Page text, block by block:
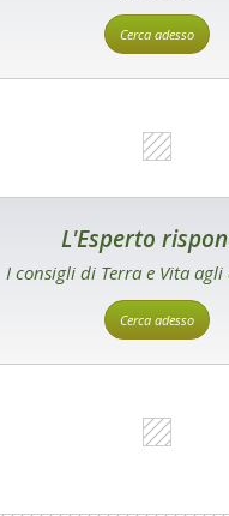
Cerca adesso
L'Esperto
I consigli di Terra e Vita
Cerca adesso